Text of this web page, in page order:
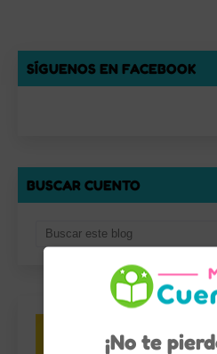
SÍGUENOS EN FACEBOOK
BUSCAR CUENTO
¡No te